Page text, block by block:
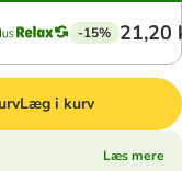
-15% 21,20
Læg i kurv
Læs mere